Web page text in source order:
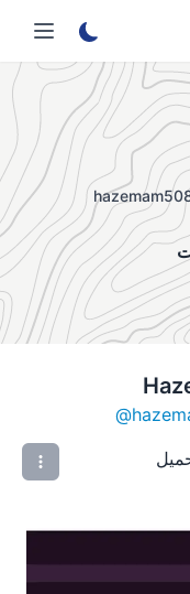
@